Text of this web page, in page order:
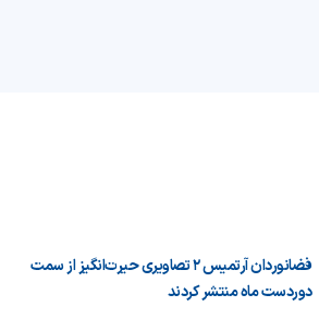
فضانوردان آرتمیس ۲ تصاویری حیرت‌انگیز از سمت
دوردست ماه منتشر کردند